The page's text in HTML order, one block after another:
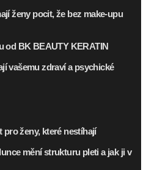
ženy pocit, že bez make-upu
od BK BEAUTY KERATIN
vašemu zdraví a psychické
pro ženy, které nestíhají
mění strukturu pleti a jak ji v